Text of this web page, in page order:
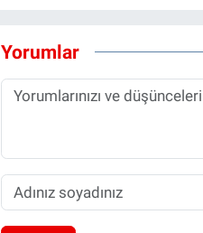
Yorumlar